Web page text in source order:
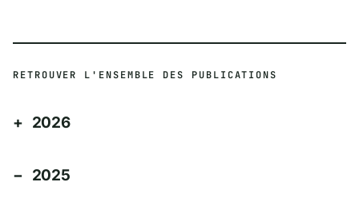
RETROUVER L'ENSEMBLE DES PUBLICATIONS
2026
2025